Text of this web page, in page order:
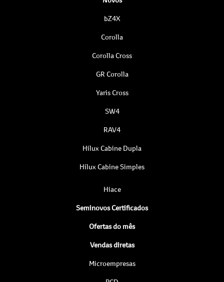
bZ4X
Corolla
Corolla Cross
GR Corolla
Yaris Cross
SW4
RAV4
Hilux Cabine Dupla
Hilux Cabine Simples
Hiace
Seminovos Certificados
Ofertas do mês
Vendas diretas
Microempresas